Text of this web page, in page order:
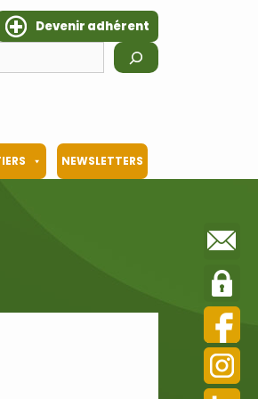
Devenir adhérent
NEWSLETTERS